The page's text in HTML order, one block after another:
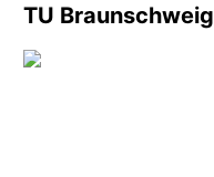
TU Braunschweig